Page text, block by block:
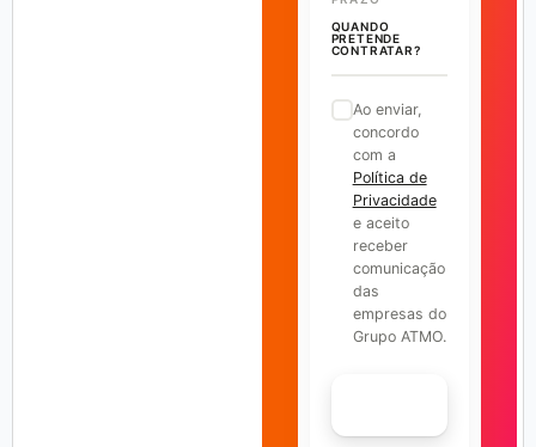
QUANDO
PRETENDE
CONTRATAR?
Ao enviar,
concordo
com a
Política de
Privacidade
e aceito
receber
comunicação
das
empresas do
Grupo ATMO.